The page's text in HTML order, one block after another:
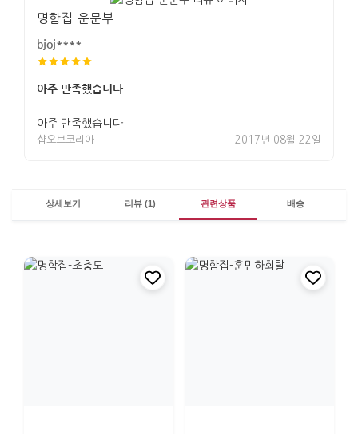
명함집-운문부
bjoj****
아주 만족했습니다
아주 만족했습니다
샵오브코리아 2017년 08월 22일
상세보기 리뷰 (1) 관련상품 배송